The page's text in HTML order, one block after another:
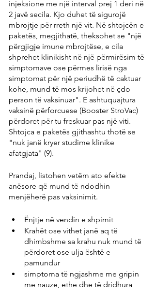
injeksione me një interval prej 1 deri në
2 javë secila. Kjo duhet të sigurojë
mbrojtje për rreth një vit. Në shtojcën e
paketës, megjithatë, theksohet se "një
përgjigje imune mbrojtëse, e cila
shprehet klinikisht në një përmirësim të
simptomave ose përmes lirisë nga
simptomat për një periudhë të caktuar
kohe, mund të mos krijohet në çdo
person të vaksinuar". E ashtuquajtura
vaksinë përforcuese (Booster StroVac)
përdoret për tu freskuar pas një viti.
Shtojca e paketës gjithashtu thotë se
"nuk janë kryer studime klinike
afatgjata" (9).
Prandaj, listohen vetëm ato efekte
anësore që mund të ndodhin
menjëherë pas vaksinimit.
Ënjtje në vendin e shpimit
Krahët ose vithet janë aq të
dhimbshme sa krahu nuk mund të
përdoret ose ulja është e
pamundur
simptoma të ngjashme me gripin
me nauze, ethe dhe të dridhura